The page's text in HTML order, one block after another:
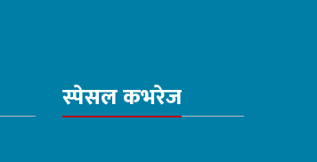
स्पेसल कभरेज